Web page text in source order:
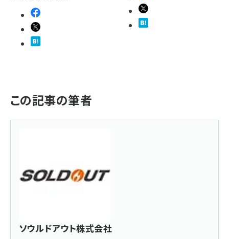
この記事の筆者
ソウルドアウト株式会社